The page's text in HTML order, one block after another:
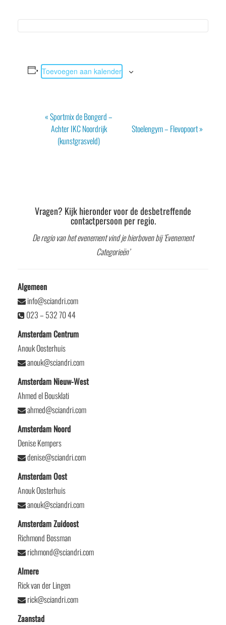
Toevoegen aan kalender
Evenement
Navigatie
«Sportmix de Bongerd –
Achter IKC Noordrijk
(kunstgrasveld)
Stoelengym – Flevopoort»
Vragen? Kijk hieronder voor de desbetreffende
contactpersoon per regio.
De regio van het evenement vind je hierboven bij ‘Evenement
Categorieën’
Algemeen
info@sciandri.com
023 – 532 70 44
Amsterdam Centrum
Anouk Oosterhuis
anouk@sciandri.com
Amsterdam Nieuw-West
Ahmed el Bousklati
ahmed@sciandri.com
Amsterdam Noord
Denise Kempers
denise@sciandri.com
Amsterdam Oost
Anouk Oosterhuis
anouk@sciandri.com
Amsterdam Zuidoost
Richmond Bossman
richmond@sciandri.com
Almere
Rick van der Lingen
rick@sciandri.com
Zaanstad